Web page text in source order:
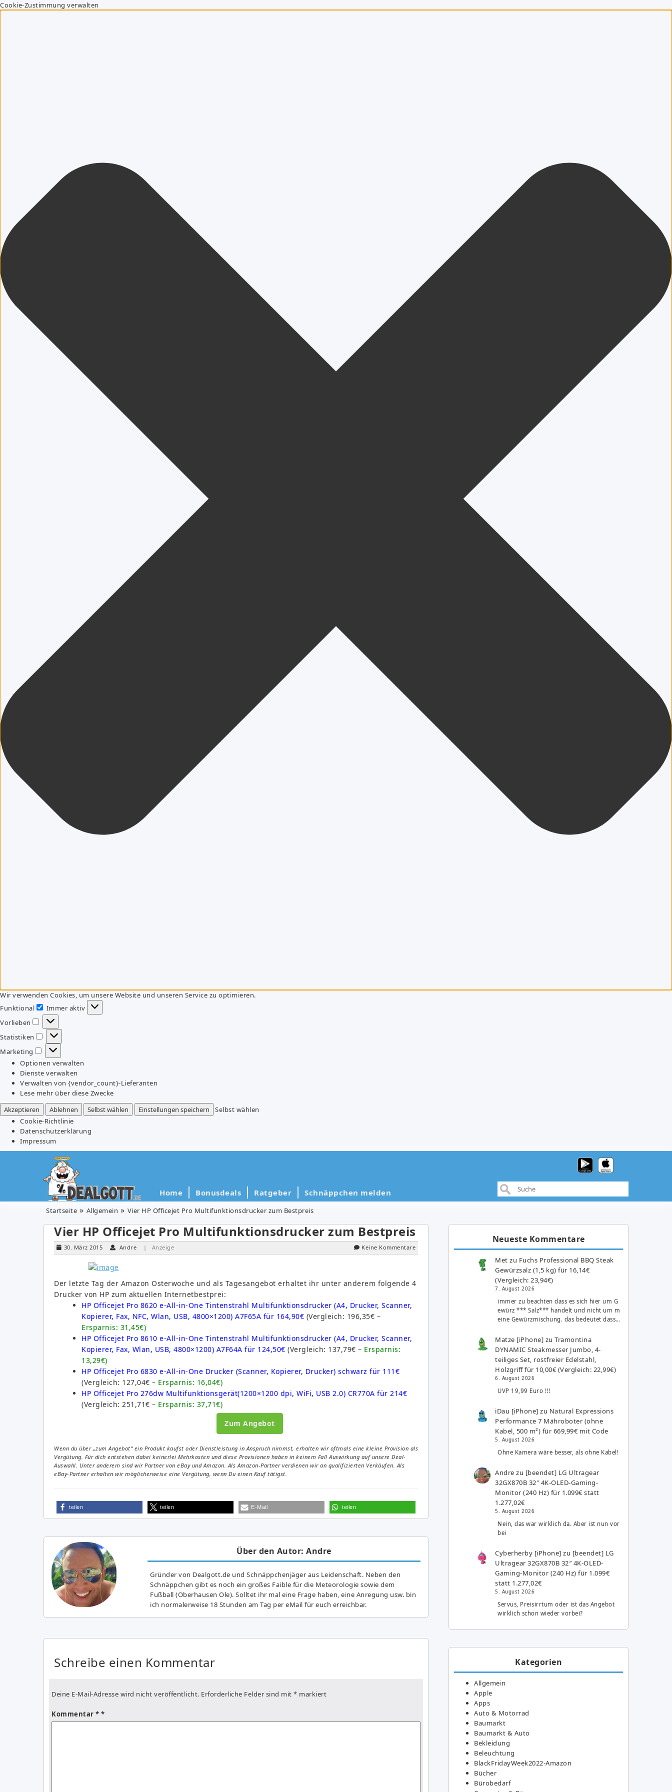
Cookie-Zustimmung verwalten
Wir verwenden Cookies, um unsere Website und unseren Service zu optimieren.
Funktional
Funktional
Immer aktiv
Vorlieben
Vorlieben
Statistiken
Statistiken
Marketing
Marketing
Optionen verwalten
Dienste verwalten
Verwalten von {vendor_count}-Lieferanten
Lese mehr über diese Zwecke
Akzeptieren
Ablehnen Selbst wählen Einstellungen speichern
Selbst wählen
Cookie-Richtlinie
Datenschutzerklärung
Impressum
Home Bonusdeals Ratgeber Schnäppchen melden
Startseite Allgemein Vier HP Officejet Pro Multifunktionsdrucker zum Bestpreis
Vier HP Officejet Pro Multifunktionsdrucker zum Bestpreis
30. März 2015 Andre | Anzeige Keine Kommentare
Der letzte Tag der Amazon Osterwoche und als Tagesangebot erhaltet ihr unter anderem folgende 4
Drucker von HP zum aktuellen Internetbestprei:
HP Officejet Pro 8620 e-All-in-One Tintenstrahl Multifunktionsdrucker (A4, Drucker, Scanner,
Kopierer, Fax, NFC, Wlan, USB, 4800×1200) A7F65A für 164,90€ (Vergleich: 196,35€ –
Ersparnis: 31,45€)
HP Officejet Pro 8610 e-All-in-One Tintenstrahl Multifunktionsdrucker (A4, Drucker, Scanner,
Kopierer, Fax, Wlan, USB, 4800×1200) A7F64A für 124,50€ (Vergleich: 137,79€ – Ersparnis:
13,29€)
HP Officejet Pro 6830 e-All-in-One Drucker (Scanner, Kopierer, Drucker) schwarz für 111€
(Vergleich: 127,04€ – Ersparnis: 16,04€)
HP Officejet Pro 276dw Multifunktionsgerät(1200×1200 dpi, WiFi, USB 2.0) CR770A für 214€
(Vergleich: 251,71€ – Ersparnis: 37,71€)
Zum Angebot
Wenn du über „zum Angebot“ ein Produkt kaufst oder Dienstleistung in Anspruch nimmst, erhalten wir oftmals eine kleine Provision als
Vergütung. Für dich entstehen dabei keinerlei Mehrkosten und diese Provisionen haben in keinem Fall Auswirkung auf unsere Deal-
Auswahl. Unter anderem sind wir Partner von eBay und Amazon. Als Amazon-Partner verdienen wir an qualifizierten Verkäufen. Als
eBay-Partner erhalten wir möglicherweise eine Vergütung, wenn Du einen Kauf tätigst.
teilen teilen E-Mail teilen
Über den Autor: Andre
Gründer von Dealgott.de und Schnäppchenjäger aus Leidenschaft. Neben den
Schnäppchen gibt es noch ein großes Fai­ble für die Meteorologie sowie dem
Fußball (Oberhausen Ole). Solltet ihr mal eine Frage haben, eine Anregung usw. bin
ich normalerweise 18 Stunden am Tag per eMail für euch erreichbar.
Schreibe einen Kommentar
Deine E-Mail-Adresse wird nicht veröffentlicht. Erforderliche Felder sind mit * markiert
Kommentar *
Neueste Kommentare
Met zu Fuchs Professional BBQ Steak
Gewürzsalz (1,5 kg) für 16,14€
(Vergleich: 23,94€)
7. August 2026
immer zu beachten dass es sich hier um G
ewürz *** Salz*** handelt und nicht um m
eine Gewürzmischung. das bedeutet dass…
Matze [iPhone] zuTramontina
DYNAMIC Steakmesser Jumbo, 4-
teiliges Set, rostfreier Edelstahl,
Holzgriff für 10,00€ (Vergleich: 22,99€)
6. August 2026
UVP 19,99 Euro !!!
iDau [iPhone] zu Natural Expressions
Performance 7 Mähroboter (ohne
Kabel, 500 m²) für 669,99€ mit Code
5. August 2026
Ohne Kamera wäre besser, als ohne Kabel!
Andre zu [beendet] LG Ultragear
32GX870B 32″ 4K-OLED-Gaming-
Monitor (240 Hz) für 1.099€ statt
1.277,02€
5. August 2026
Nein, das war wirklich da. Aber ist nun vor
bei
Cyberherby [iPhone] zu [beendet] LG
Ultragear 32GX870B 32″ 4K-OLED-
Gaming-Monitor (240 Hz) für 1.099€
statt 1.277,02€
5. August 2026
Servus, Preisirrtum oder ist das Angebot
wirklich schon wieder vorbei?
Kategorien
Allgemein
Apple
Apps
Auto & Motorrad
Baumarkt
Baumarkt & Auto
Bekleidung
Beleuchtung
BlackFridayWeek2022-Amazon
Bücher
Bürobedarf